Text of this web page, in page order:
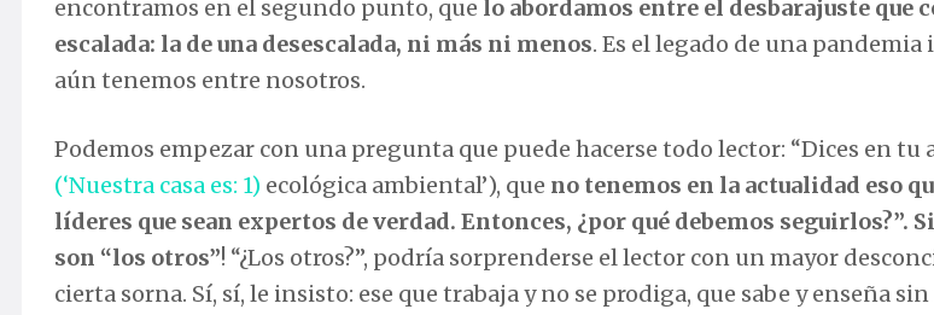
encontramos en el segundo punto, que lo abordamos entre el desbarajuste que
escalada: la de una desescalada, ni más ni menos. Es el legado de una
aún tenemos entre nosotros.
Podemos empezar con una pregunta que puede hacerse todo lector: “Dices en
(‘Nuestra casa es: 1) ecológica ambiental’), que no tenemos en la actualidad eso
líderes que sean expertos de verdad. Entonces, ¿por qué debemos seguirlos?”.
son “los otros”! “¿Los otros?”, podría sorprenderse el lector con un mayor
cierta sorna. Sí, sí, le insisto: ese que trabaja y no se prodiga, que sabe y enseña